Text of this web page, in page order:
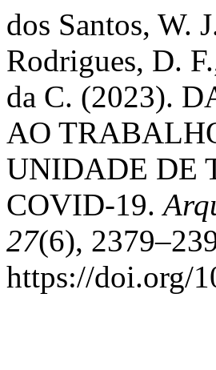
dos Santos, W.
Rodrigues, D.
da C. (2023).
AO
UNIDADE DE
COVID-19.
27(6),
https://doi.org/